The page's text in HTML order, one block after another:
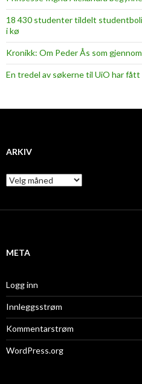
18 430 studenter tildelt
i kø
Kronikk: Om Peder Ås som
En tredel av søkerne til UiO har
ARKIV
A
r
i
META
Logg inn
Innleggsstrøm
Kommentarstrøm
WordPress.org